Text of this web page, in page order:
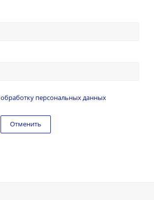
обработку персональных данных
Отменить